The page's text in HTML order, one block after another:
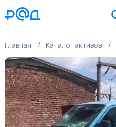
Главная Каталог активов